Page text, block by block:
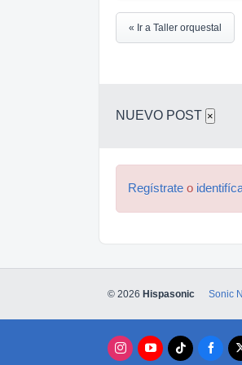
« Ir a Taller orquestal
NUEVO POST ×
Regístrate o
© 2026 Hispasonic Sonic